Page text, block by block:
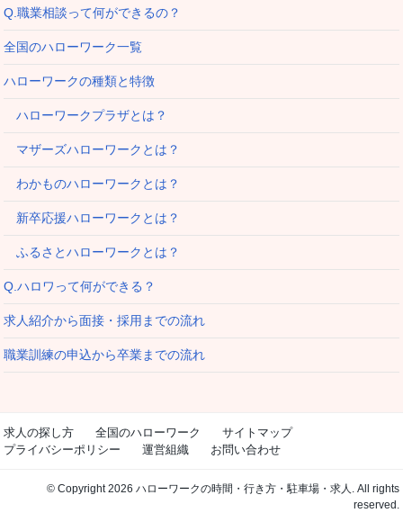
Q.職業相談って何ができるの？
全国のハローワーク一覧
ハローワークの種類と特徴
ハローワークプラザとは？
マザーズハローワークとは？
わかものハローワークとは？
新卒応援ハローワークとは？
ふるさとハローワークとは？
Q.ハロワって何ができる？
求人紹介から面接・採用までの流れ
職業訓練の申込から卒業までの流れ
求人の探し方 全国のハローワーク
サイトマップ
プライバシーポリシー
運営組織 お問い合わせ
© Copyright 2026 ハローワークの時間・行き方・駐車場・求人. All rights
reserved.